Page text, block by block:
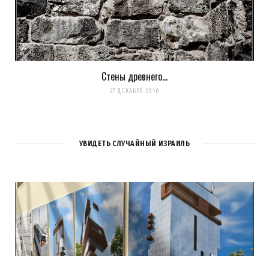
Стены древнего…
27 ДЕКАБРЯ 2010
УВИДЕТЬ СЛУЧАЙНЫЙ ИЗРАИЛЬ